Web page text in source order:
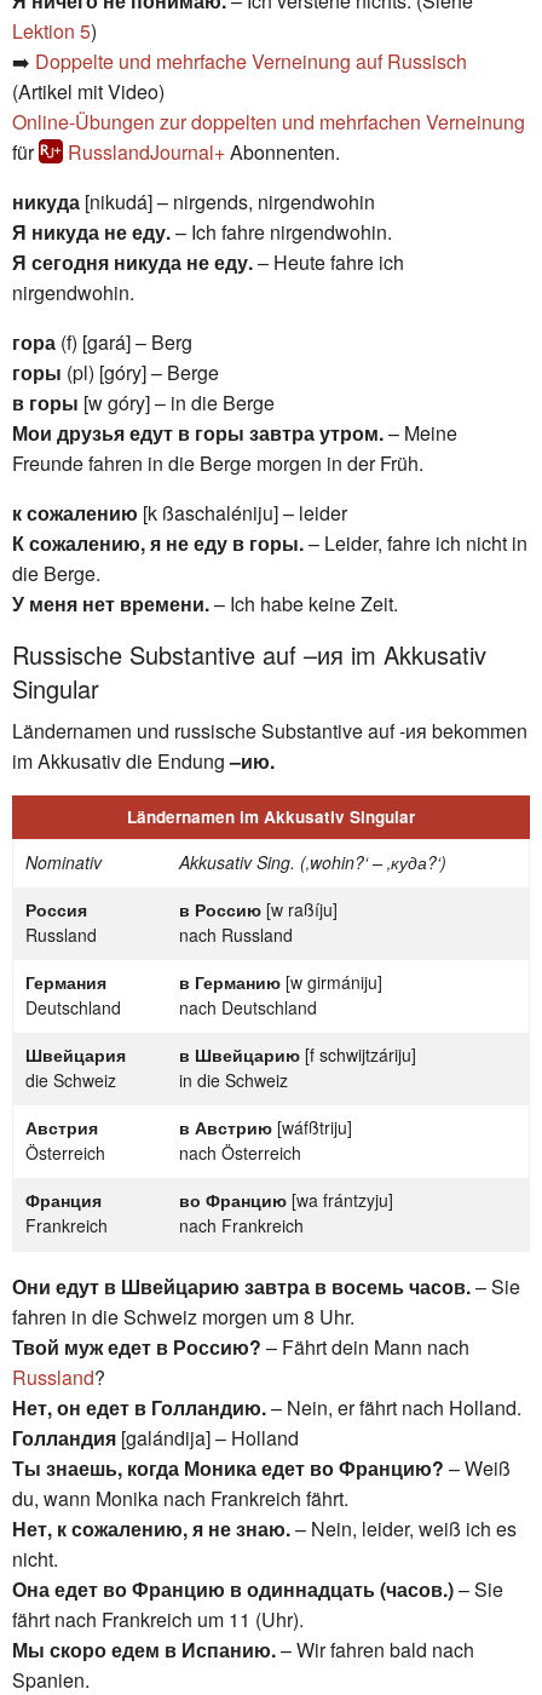
Lektion 5)
➡️ Doppelte und mehrfache Verneinung auf Russisch
(Artikel mit Video)
Online-Übungen zur doppelten und mehrfachen Verneinung
für
RusslandJournal+Abonnenten.
никуда [nikudá] – nirgends, nirgendwohin
Я никуда не еду.– Ich fahre nirgendwohin.
Я сегодня никуда не еду.– Heute fahre ich
nirgendwohin.
гора (f) [gará] – Berg
горы (pl) [góry] – Berge
в горы [w góry] – in die Berge
Мои друзья едут в горы завтра утром.– Meine
Freunde fahren in die Berge morgen in der Früh.
к сожалению [k ßaschaléniju] – leider
К сожалению, я не еду в горы.– Leider, fahre ich nicht in
die Berge.
У меня нет времени.– Ich habe keine Zeit.
Russische Substantive auf –ия im Akkusativ
Singular
Ländernamen und russische Substantive auf -ия bekommen
im Akkusativ die Endung–ию.
Ländernamen im Akkusativ Singular
Nominativ
Akkusativ Sing. (‚wohin?‘ – ‚куда?‘)
Россия
Russland
в Россию [w raßíju]
nach Russland
Германия
Deutschland
в Германию [w girmániju]
nach Deutschland
Швейцария
die Schweiz
в Швейцарию [f schwijtzáriju]
in die Schweiz
Австрия
Österreich
в Австрию [wáfßtriju]
nach Österreich
Франция
Frankreich
во Францию [wa frántzyju]
nach Frankreich
Они едут в Швейцарию завтра в восемь часов.– Sie
fahren in die Schweiz morgen um 8 Uhr.
Твой муж едет в Россию? – Fährt dein Mann nach
Russland?
Нет, он едет в Голландию.– Nein, er fährt nach Holland.
Голландия [galándija] – Holland
Ты знаешь, когда Моника едет во Францию? – Weiß
du, wann Monika nach Frankreich fährt.
Нет, к сожалению, я не знаю.– Nein, leider, weiß ich es
nicht.
Она едет во Францию в одиннадцать (часов.)– Sie
fährt nach Frankreich um 11 (Uhr).
Мы скоро едем в Испанию.– Wir fahren bald nach
Spanien.